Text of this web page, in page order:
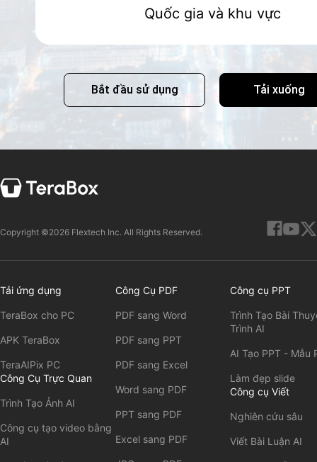
Quốc gia và khu vực
Bắt đầu sử dụng Tải xuống
Copyright ©2026 Flextech Inc. All Rights Reserved.
Tải ứng dụng
TeraBox cho PC
APK TeraBox
TeraAIPix PC
Công Cụ Trực Quan
Trình Tạo Ảnh AI
Công cụ tạo video bằng
AI
Công Cụ PDF
PDF sang Word
PDF sang PPT
PDF sang Excel
Word sang PDF
PPT sang PDF
Excel sang PDF
Công cụ PPT
Trình Tạo Bài
Trình AI
AI Tạo PPT - Mẫu
Làm đẹp slide
Công cụ Viết
Nghiên cứu sâu
Viết Bài Luận AI